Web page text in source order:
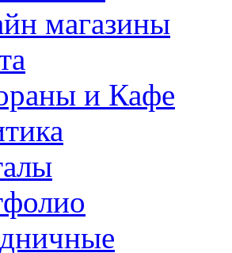
магазины
и Кафе